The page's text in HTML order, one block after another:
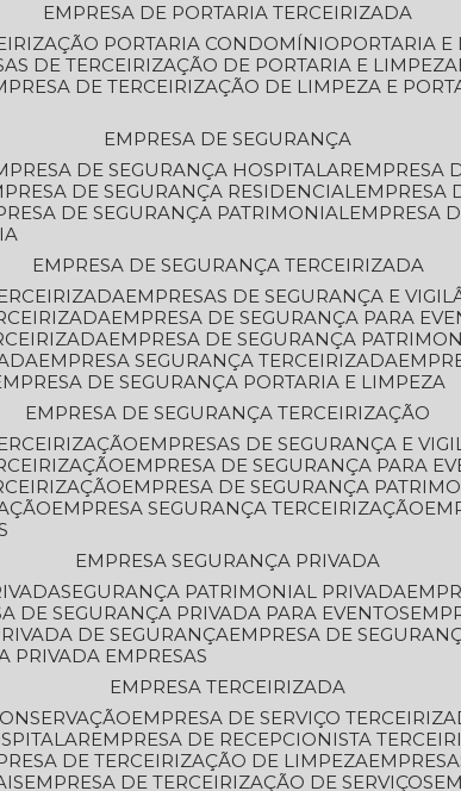
EMPRESA DE PORTARIA TERCEIRIZADA
PORTARIA CONDOMÍNIO
PORTARIA
DE TERCEIRIZAÇÃO DE PORTARIA E LIMPEZA
DE TERCEIRIZAÇÃO DE LIMPEZA E
EMPRESA DE SEGURANÇA
DE SEGURANÇA HOSPITALAR
EMPRESA
DE SEGURANÇA RESIDENCIAL
DE SEGURANÇA PATRIMONIAL
EMPRESA DE SEGURANÇA TERCEIRIZADA
EMPRESAS DE SEGURANÇA E
EMPRESA DE SEGURANÇA PARA
EMPRESA DE SEGURANÇA
EMPRESA SEGURANÇA TERCEIRIZADA
EMPRESA DE SEGURANÇA PORTARIA E LIMPEZA
EMPRESA DE SEGURANÇA TERCEIRIZAÇÃO
EMPRESAS DE SEGURANÇA E
EMPRESA DE SEGURANÇA PARA
EMPRESA DE SEGURANÇA
EMPRESA SEGURANÇA TERCEIRIZAÇÃO
EMPRESA SEGURANÇA PRIVADA
SEGURANÇA PATRIMONIAL PRIVADA
DE SEGURANÇA PRIVADA PARA EVENTOS
DE SEGURANÇA
EMPRESA DE
PRIVADA EMPRESAS
EMPRESA TERCEIRIZADA
EMPRESA DE SERVIÇO
EMPRESA DE RECEPCIONISTA
DE TERCEIRIZAÇÃO DE LIMPEZA
EMPRESA DE TERCEIRIZAÇÃO DE SERVIÇOS